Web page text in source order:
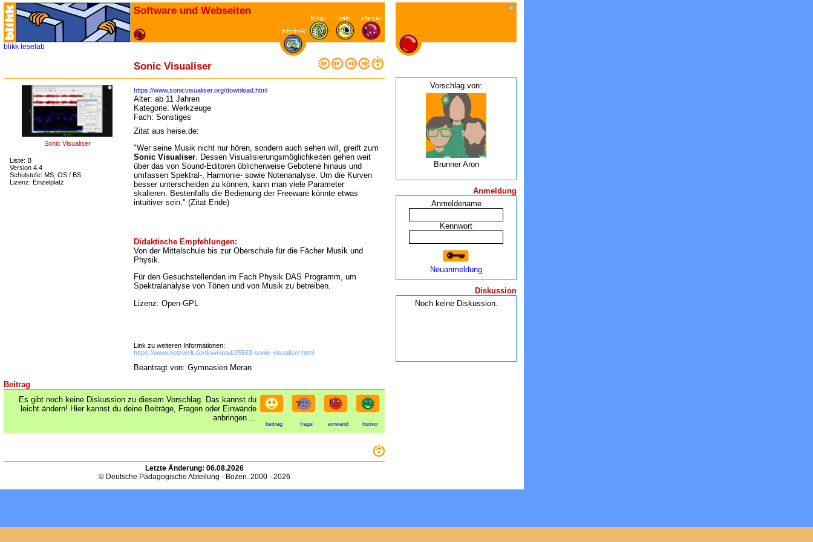
Software und Webseiten
blikk leselab
Sonic Visualiser
Sonic Visualiser
Liste: B
Version 4.4
Schulstufe: MS, OS / BS
Lizenz: Einzelplatz
https://www.sonicvisualiser.org/download.html
Alter: ab 11 Jahren
Kategorie: Werkzeuge
Fach: Sonstiges
Zitat aus heise.de:
"Wer seine Musik nicht nur hören, sondern auch sehen will, greift zum
Sonic Visualiser. Dessen Visualisierungsmöglichkeiten gehen weit
über das von Sound-Editoren üblicherweise Gebotene hinaus und
umfassen Spektral-, Harmonie- sowie Notenanalyse. Um die Kurven
besser unterscheiden zu können, kann man viele Parameter
skalieren. Bestenfalls die Bedienung der Freeware könnte etwas
intuitiver sein." (Zitat Ende)
Didaktische Empfehlungen:
Von der Mittelschule bis zur Oberschule für die Fächer Musik und
Physik.
Für den Gesuchstellenden im Fach Physik DAS Programm, um
Spektralanalyse von Tönen und von Musik zu betreiben.
Lizenz: Open-GPL
Link zu weiteren Informationen:
https://www.netzwelt.de/download/25583-sonic-visualiser.html
Beantragt von: Gymnasien Meran
Beitrag
Es gibt noch keine Diskussion zu diesem Vorschlag. Das kannst du
leicht ändern! Hier kannst du deine Beiträge, Fragen oder Einwände
anbringen ...
beitrag frage einwand humor
Letzte Änderung: 06.08.2026
© Deutsche Pädagogische Abteilung - Bozen. 2000 - 2026
Vorschlag von:
Brunner Aron
Anmeldung
Anmeldename
Kennwort
Neuanmeldung
Diskussion
Noch keine Diskussion.